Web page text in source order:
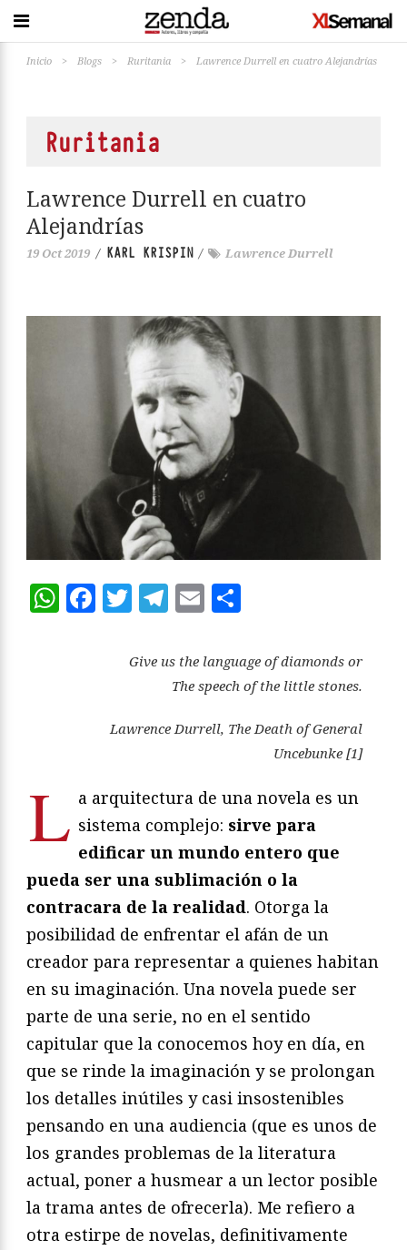
Inicio > Blogs > Ruritania > Lawrence Durrell en cuatro Alejandrías
Ruritania
Lawrence Durrell en cuatro
Alejandrías
19 Oct 2019 / KARL KRISPIN / Lawrence Durrell
WhatsApp
Facebook
Twitter
Telegram
Email
Give us the language of diamonds or
The speech of the little stones.
Lawrence Durrell, The Death of General
Uncebunke [1]
L a arquitectura de una novela es un
sistema complejo: sirve para
edificar un mundo entero que
pueda ser una sublimación o la
contracara de la realidad. Otorga la
posibilidad de enfrentar el afán de un
creador para representar a quienes habitan
en su imaginación. Una novela puede ser
parte de una serie, no en el sentido
capitular que la conocemos hoy en día, en
que se rinde la imaginación y se prolongan
los detalles inútiles y casi insostenibles
pensando en una audiencia (que es unos de
los grandes problemas de la literatura
actual, poner a husmear a un lector posible
la trama antes de ofrecerla). Me refiero a
otra estirpe de novelas, definitivamente